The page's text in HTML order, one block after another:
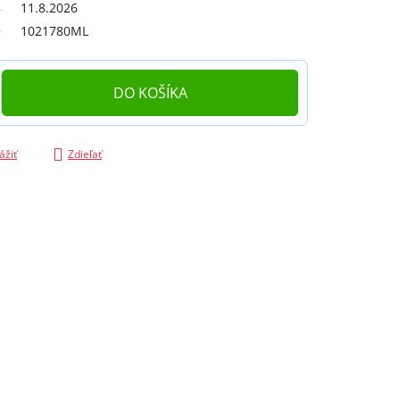
11.8.2026
1021780ML
DO KOŠÍKA
Zdieľať